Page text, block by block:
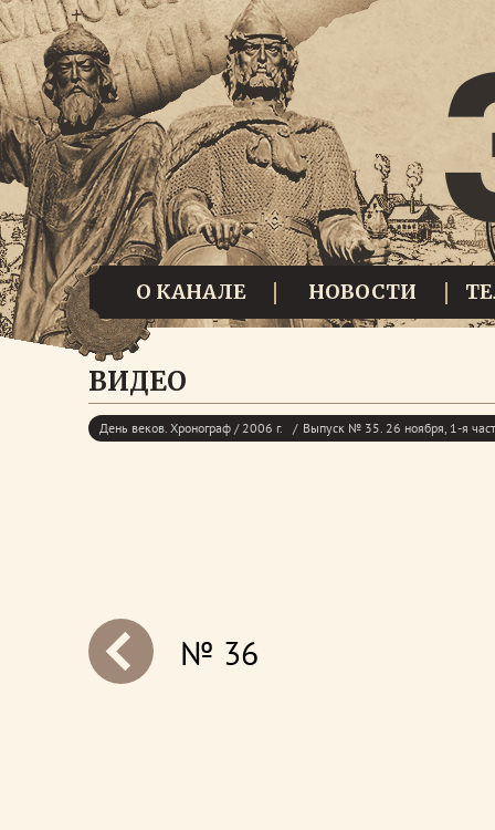
О КАНАЛЕ НОВОСТИ
ВИДЕО
День веков. Хронограф / 2006 г. Выпуск № 35. 26 ноября, 1-я
№ 36